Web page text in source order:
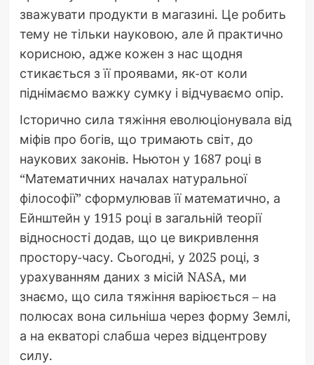
зважувати продукти в магазині. Це робить
тему не тільки науковою, але й практично
корисною, адже кожен з нас щодня
стикається з її проявами, як-от коли
піднімаємо важку сумку і відчуваємо опір.
Історично сила тяжіння еволюціонувала від
міфів про богів, що тримають світ, до
наукових законів. Ньютон у 1687 році в
“Математичних началах натуральної
філософії” сформулював її математично, а
Ейнштейн у 1915 році в загальній теорії
відносності додав, що це викривлення
простору-часу. Сьогодні, у 2025 році, з
урахуванням даних з місій NASA, ми
знаємо, що сила тяжіння варіюється – на
полюсах вона сильніша через форму Землі,
а на екваторі слабша через відцентрову
силу.